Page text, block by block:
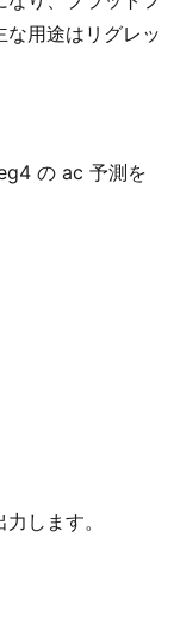
な用途はリグレッ
の ac 予測を
します。